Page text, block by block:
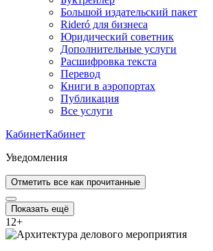
Большой издательский пакет
Rideró для бизнеса
Юридический советник
Дополнительные услуги
Расшифровка текста
Перевод
Книги в аэропортах
Публикация
Все услуги
КабинетКабинет
Уведомления
Отметить все как прочитанные
Показать ещё
12+